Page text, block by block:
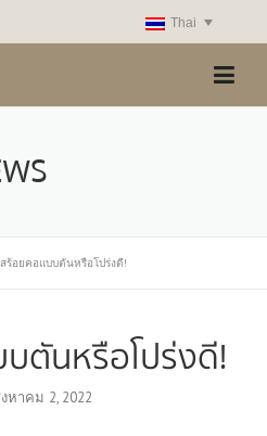
Thai
ร้อยคอแบบตันหรือโปร่งดี!
ตันหรือโปร่งดี!
หาคม 2, 2022